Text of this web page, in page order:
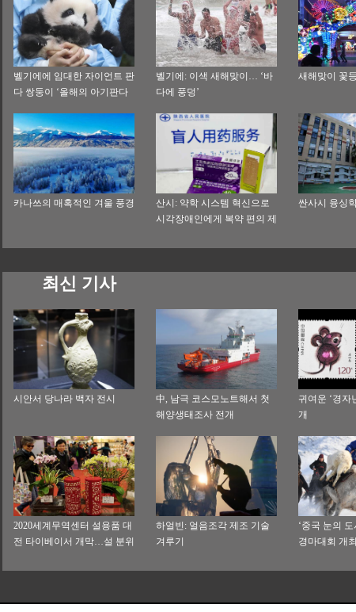
벨기에에 임대한 자이언트 판
다 쌍둥이 ‘올해의 아기판다
벨기에: 이색 새해맞이… ‘바
다에 풍덩’
새해맞이 꽃등
카나쓰의 매혹적인 겨울 풍경
산시: 약학 시스템 혁신으로
시각장애인에게 복약 편의 제
싼사시 융싱
최신 기사
시안서 당나라 백자 전시
中, 남극 코스모노트해서 첫
해양생태조사 전개
귀여운 ‘경자
개
2020세계무역센터 설용품 대
전 타이베이서 개막…설 분위
하얼빈: 얼음조각 제조 기술
겨루기
‘중국 눈의
경마대회 개최